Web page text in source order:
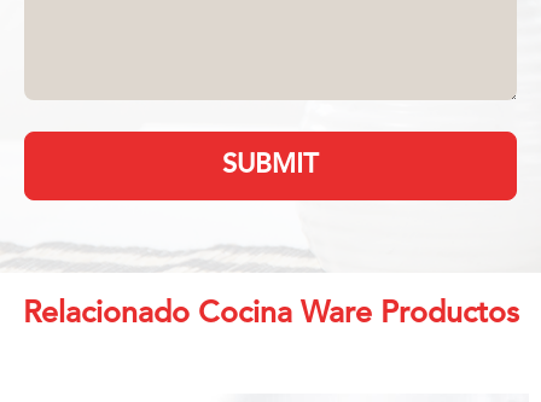
SUBMIT
Relacionado Cocina Ware Productos